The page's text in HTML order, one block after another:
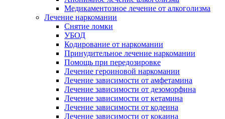
Медикаментозное лечение от алкоголизма
Лечение наркомании
Снятие ломки
УБОД
Кодирование от наркомании
Принудительное лечение наркомании
Помощь при передозировке
Лечение героиновой наркомании
Лечение зависимости от амфетамина
Лечение зависимости от дезоморфина
Лечение зависимости от кетамина
Лечение зависимости от кодеина
Лечение зависимости от кокаина